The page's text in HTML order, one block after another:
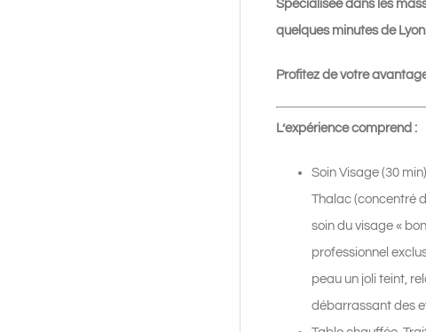
Spécialisée dans les
quelques minutes de
Profitez de votre
L’expérience comprend :
Soin Visage (30
Thalac (concentré
soin du visage «
professionnel
peau un joli teint,
débarrassant des